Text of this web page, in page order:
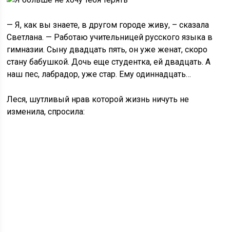
— Я, как вы знаете, в другом городе живу, – сказала
Светлана. — Работаю учительницей русского языка в
гимназии. Сыну двадцать пять, он уже женат, скоро
стану бабушкой. Дочь еще студентка, ей двадцать. А
наш пес, лабрадор, уже стар. Ему одиннадцать…
Леся, шутливый нрав которой жизнь ничуть не
изменила, спросила: